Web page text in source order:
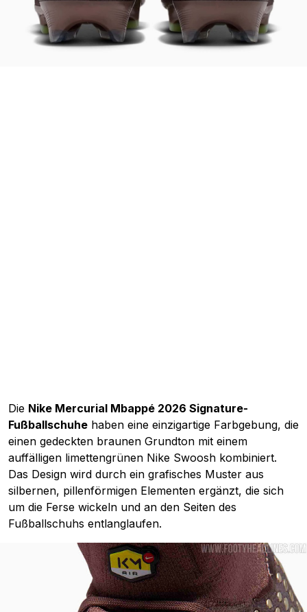
Die Nike Mercurial Mbappé 2026 Signature-
Fußballschuhe haben eine einzigartige Farbgebung, die
einen gedeckten braunen Grundton mit einem
auffälligen limettengrünen Nike Swoosh kombiniert.
Das Design wird durch ein grafisches Muster aus
silbernen, pillenförmigen Elementen ergänzt, die sich
um die Ferse wickeln und an den Seiten des
Fußballschuhs entlanglaufen.